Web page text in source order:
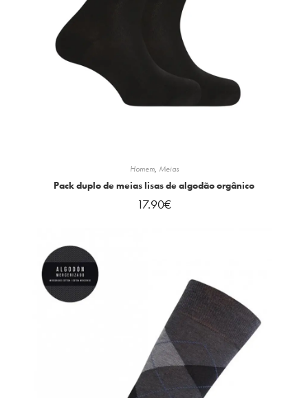
Homem, Meias
Pack duplo de meias lisas de algodão orgânico
17.90€